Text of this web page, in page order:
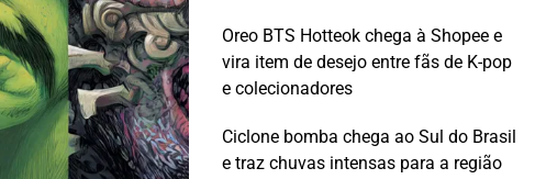
Oreo BTS Hotteok chega à Shopee e
vira item de desejo entre fãs de K-pop
e colecionadores
Ciclone bomba chega ao Sul do Brasil
e traz chuvas intensas para a região